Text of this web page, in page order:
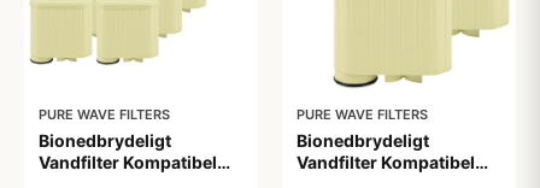
PURE WAVE FILTERS
Bionedbrydeligt
Vandfilter Kompatibel
PURE WAVE FILTERS
Bionedbrydeligt
Vandfilter Kompatibel